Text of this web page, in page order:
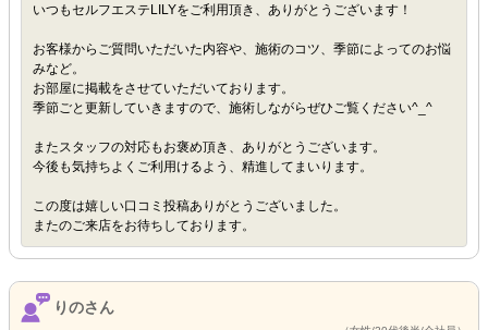
いつもセルフエステLILYをご利用頂き、ありがとうございます！
お客様からご質問いただいた内容や、施術のコツ、季節によってのお悩
みなど。
お部屋に掲載をさせていただいております。
季節ごと更新していきますので、施術しながらぜひご覧ください^_^
またスタッフの対応もお褒め頂き、ありがとうございます。
今後も気持ちよくご利用けるよう、精進してまいります。
この度は嬉しい口コミ投稿ありがとうございました。
またのご来店をお待ちしております。
りのさん